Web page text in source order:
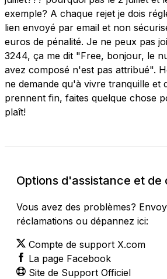
exemple? A chaque rejet je dois
lien envoyé par email et non
euros de pénalité. Je ne peux pas
3244, ça me dit "Free, bonjour, le
avez composé n'est pas attribué".
ne demande qu'à vivre tranquille et
prennent fin, faites quelque chose
plaît!
Options d'assistance et
Vous avez des problèmes?
réclamations ou dépannez ici:
Compte de support X.com
La page Facebook
Site de Support Officiel